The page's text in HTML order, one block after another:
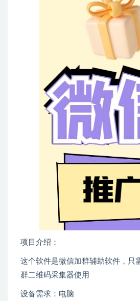
项目介绍：
这个软件是微信加群辅助软件，只
群二维码采集器使用
设备需求：电脑